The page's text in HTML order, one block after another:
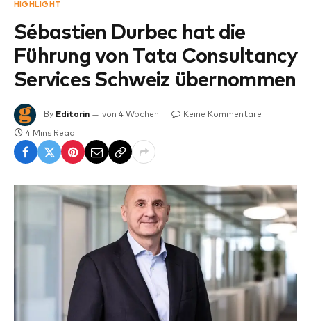
HIGHLIGHT
Sébastien Durbec hat die
Führung von Tata Consultancy
Services Schweiz übernommen
By Editorin von 4 Wochen Keine Kommentare
4 Mins Read